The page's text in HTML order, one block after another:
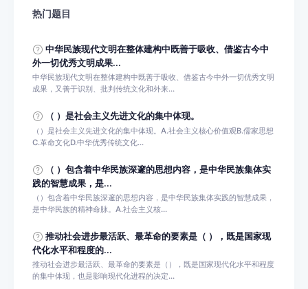
热门题目
中华民族现代文明在整体建构中既善于吸收、借鉴古今中
外一切优秀文明成果...
中华民族现代文明在整体建构中既善于吸收、借鉴古今中外一切优秀文明
成果，又善于识别、批判传统文化和外来...
（ ）是社会主义先进文化的集中体现。
（）是社会主义先进文化的集中体现。A.社会主义核心价值观B.儒家思想
C.革命文化D.中华优秀传统文化...
（ ）包含着中华民族深邃的思想内容，是中华民族集体实
践的智慧成果，是...
（）包含着中华民族深邃的思想内容，是中华民族集体实践的智慧成果，
是中华民族的精神命脉。A.社会主义核...
推动社会进步最活跃、最革命的要素是（ ），既是国家现
代化水平和程度的...
推动社会进步最活跃、最革命的要素是（），既是国家现代化水平和程度
的集中体现，也是影响现代化进程的决定...